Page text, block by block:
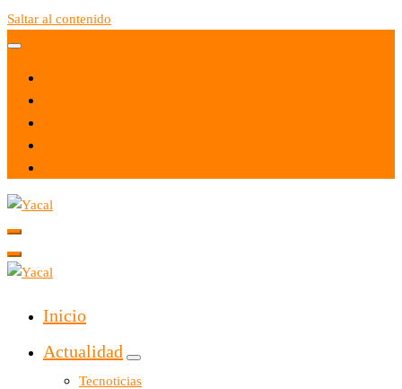
Saltar al contenido
Yacal micro hosting
Inicio
Actualidad
Tecnoticias